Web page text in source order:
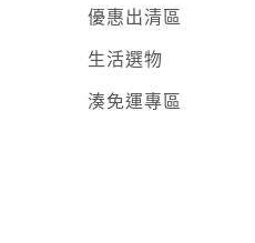
優惠出清區
生活選物
湊免運專區